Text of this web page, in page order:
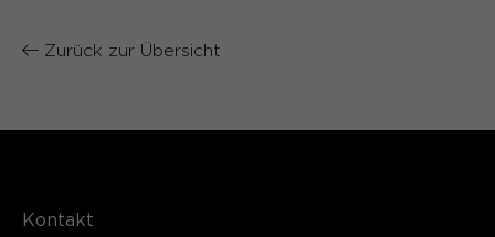
Zurück zur Übersicht
Kontakt​​​​​